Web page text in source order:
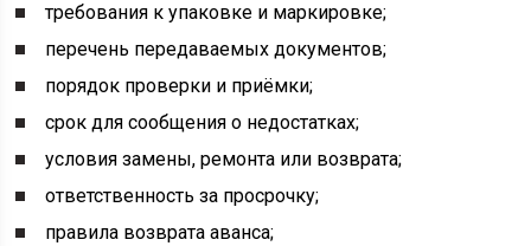
требования к упаковке и маркировке;
перечень передаваемых документов;
порядок проверки и приёмки;
срок для сообщения о недостатках;
условия замены, ремонта или возврата;
ответственность за просрочку;
правила возврата аванса;